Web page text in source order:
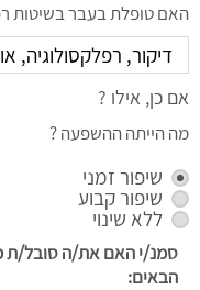
האם טופלת בעבר בשיטות
אם כן, אילו ?
מה הייתה ההשפעה ?
שיפור זמני
שיפור קבוע
ללא שינוי
סמנ/י האם את/ה סובל/ת
הבאים: